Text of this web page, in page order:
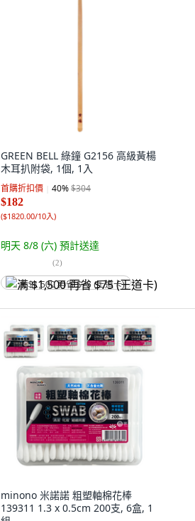
GREEN BELL 綠鐘 G2156 高級黃楊
木耳扒附袋, 1個, 1入
首購折扣價 40%$304
$182
($1820.00/10入)
明天 8/8 (六) 預計送達
(2)
满 $1,500 再省 $75 (王道卡)
minono 米諾諾 粗塑軸棉花棒
139311 1.3 x 0.5cm 200支, 6盒, 1